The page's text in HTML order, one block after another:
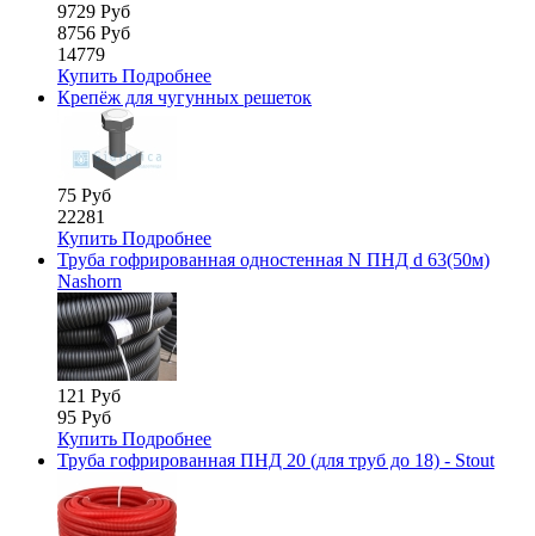
9729 Руб
8756 Руб
14779
Купить Подробнее
Крепёж для чугунных решетoк
75 Руб
22281
Купить Подробнее
Труба гофрированная одностенная N ПНД d 63(50м)
Nashorn
121 Руб
95 Руб
Купить Подробнее
Труба гофрированная ПНД 20 (для труб до 18) - Stout